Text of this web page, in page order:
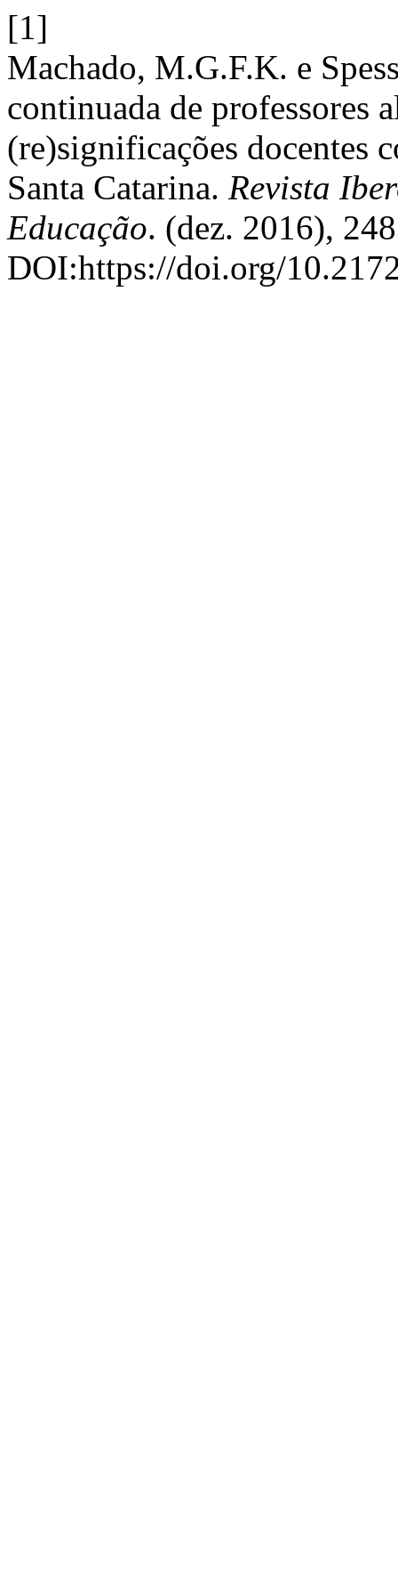
[1]
Machado, M.G.F.K. e
continuada de professores
(re)significações docentes
Santa Catarina. Revista
Educação. (dez. 2016),
DOI:https://doi.org/